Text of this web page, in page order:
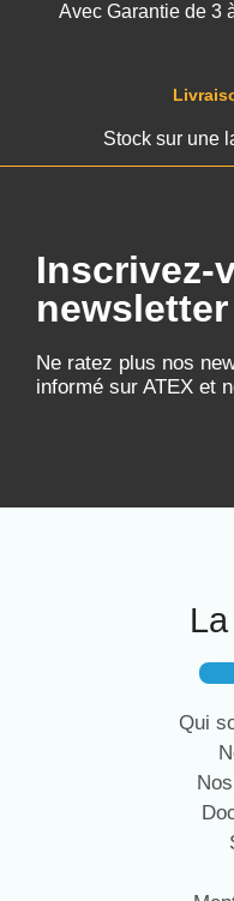
Stock sur une
Avec Garantie de 3
Inscrivez-
newsletter
Ne ratez plus nos
informé sur ATEX et
Qui